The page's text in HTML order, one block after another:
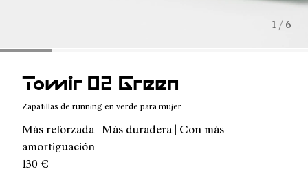
1 / 6
Tomir 02 Green
Zapatillas de running en verde para mujer
Más reforzada | Más duradera | Con más
amortiguación
130 €